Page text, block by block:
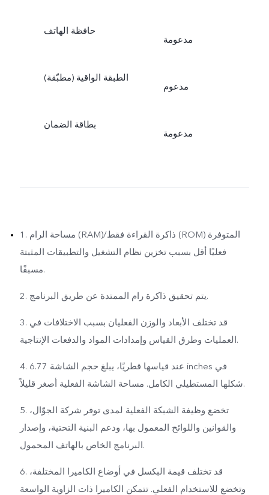
حافظة الهاتف
مدعومة
الطبقة الواقية (مطبّقة)
مدعوم
بطاقة الضمان
مدعومة
1. مساحة الرام (RAM)/ذاكرة القراءة فقط (ROM) المتوفرة
فعليًا أقل بسبب تخزين نظام التشغيل والتطبيقات المثبتة
مسبقًا.
2. يتم تحقيق ذاكرة رام الممتدة عن طريق البرنامج.
3. قد تختلف الأبعاد والوزن الفعليان بسبب الاختلافات في
العمليات وطرق القياس وإمدادات المواد والدفعات الإنتاجية.
4. عند قياسها قطريًا، يبلغ حجم الشاشة 6.77 inches في
شكلها المستطيلي الكامل. مساحة الشاشة الفعلية أصغر قليلاً.
5. تخضع وظيفة الشبكة الفعلية لمدى توفر شركة الجوّال،
والقوانين واللوائح المعمول بها، ودعم البنية التحتية، وإصدار
البرنامج الخاص بالهاتف المحمول.
6. قد تختلف قيمة البكسل في أوضاع الكاميرا المختلفة،
وتخضع للاستخدام الفعلي. تتمكن الكاميرا ذات الزاوية الواسعة